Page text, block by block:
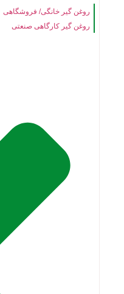
روغن گیر خانگی/ فروشگاهی
روغن گیر کارگاهی صنعتی